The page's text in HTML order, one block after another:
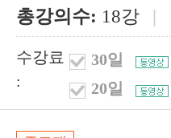
총강의수: 18강 |
수강료
:
30일
20일